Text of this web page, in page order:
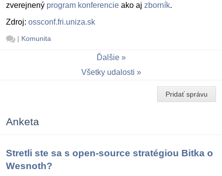
zverejnený program konferencie ako aj zborník.
Zdroj: ossconf.fri.uniza.sk
| Komunita
Ďalšie
Všetky udalosti
Pridať správu
Anketa
Stretli ste sa s open-source stratégiou Bitka o
Wesnoth?